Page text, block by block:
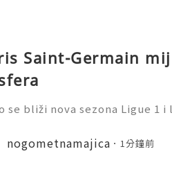
Saint-Germain
se bliži nova sezona Ligue
odmiče se od svog
kako bi se um
nogometnamajica 1分鐘前